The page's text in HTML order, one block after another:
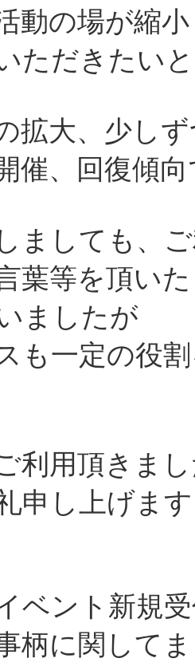
動の場が縮
ただきたい
拡大、少し
催、回復傾
ましても、
葉等を頂い
ましたが
も一定の役
利用頂きま
申し上げま
ベント新規
柄に関して